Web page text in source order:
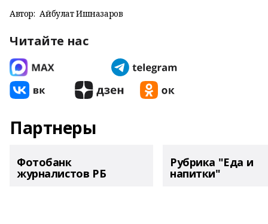
Автор: Айбулат Ишназаров
Читайте нас
Партнеры
Фотобанк
журналистов РБ
Рубрика "Еда и
напитки"